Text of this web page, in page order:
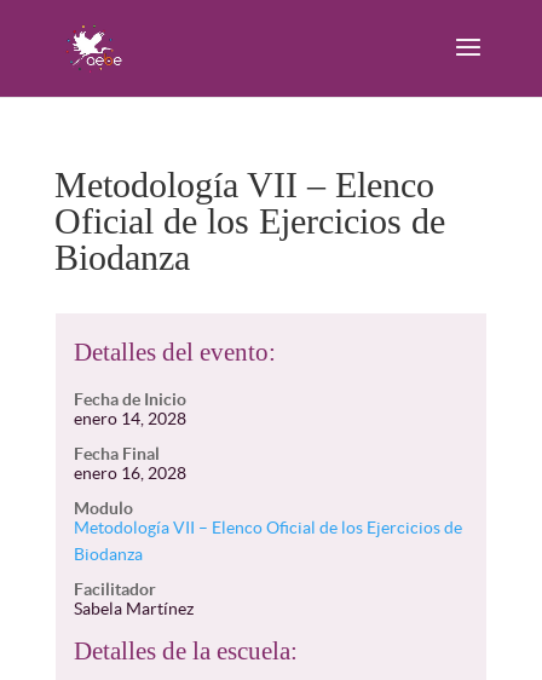
Metodología VII – Elenco
Oficial de los Ejercicios de
Biodanza
Detalles del evento:
Fecha de Inicio
enero 14, 2028
Fecha Final
enero 16, 2028
Modulo
Metodología VII – Elenco Oficial de los Ejercicios de
Biodanza
Facilitador
Sabela Martínez
Detalles de la escuela: